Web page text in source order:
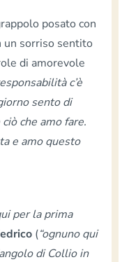
posato con
un sorriso sentito
di amorevole
c’è
sento di
che amo fare.
e amo questo
per la prima
(“ognuno qui
di Collio in